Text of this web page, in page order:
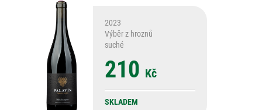
2023
Výběr z hroznů
suché
210 Kč
SKLADEM